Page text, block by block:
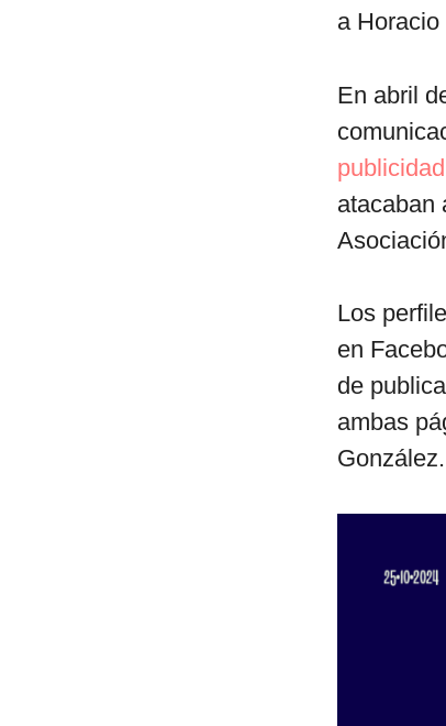
a Horacio
En abril
publicidad
atacaban
Los
en
de
ambas
González.